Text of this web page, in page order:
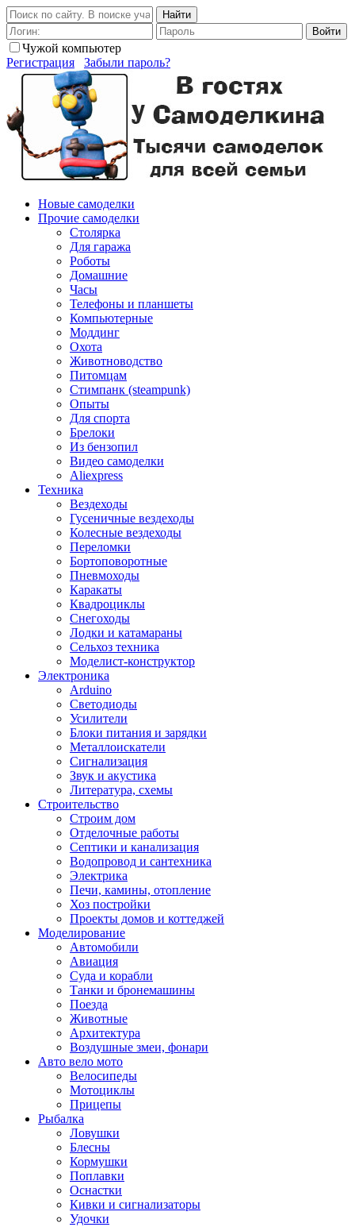
Найти
Войти
Чужой компьютер
Регистрация
Забыли пароль?
Новые самоделки
Прочие самоделки
Столярка
Для гаража
Роботы
Домашние
Часы
Телефоны и планшеты
Компьютерные
Моддинг
Охота
Животноводство
Питомцам
Стимпанк (steampunk)
Опыты
Для спорта
Брелоки
Из бензопил
Видео самоделки
Aliexpress
Техника
Вездеходы
Гусеничные вездеходы
Колесные вездеходы
Переломки
Бортоповоротные
Пневмоходы
Каракаты
Квадроциклы
Снегоходы
Лодки и катамараны
Сельхоз техника
Моделист-конструктор
Электроника
Arduino
Светодиоды
Усилители
Блоки питания и зарядки
Металлоискатели
Сигнализация
Звук и акустика
Литература, схемы
Строительство
Строим дом
Отделочные работы
Септики и канализация
Водопровод и сантехника
Электрика
Печи, камины, отопление
Хоз постройки
Проекты домов и коттеджей
Моделирование
Автомобили
Авиация
Суда и корабли
Танки и бронемашины
Поезда
Животные
Архитектура
Воздушные змеи, фонари
Авто вело мото
Велосипеды
Мотоциклы
Прицепы
Рыбалка
Ловушки
Блесны
Кормушки
Поплавки
Оснастки
Кивки и сигнализаторы
Удочки